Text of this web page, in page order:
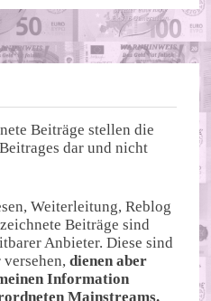
Beiträge stellen die
dar und nicht
Weiterleitung, Reblog
Beiträge sind
Anbieter. Diese sind
versehen,dienen aber
Information
Mainstreams.